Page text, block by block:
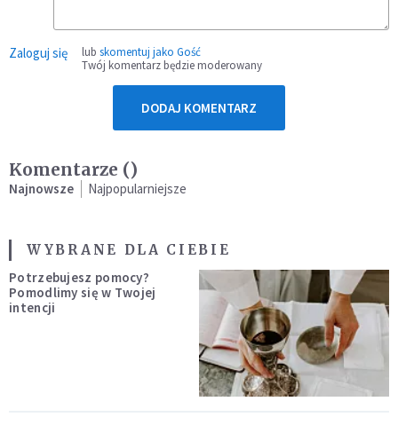
Zaloguj się lub skomentuj jako Gość
Twój komentarz będzie moderowany
DODAJ KOMENTARZ
Komentarze ()
Najnowsze Najpopularniejsze
WYBRANE DLA CIEBIE
Potrzebujesz pomocy?
Pomodlimy się w Twojej
intencji